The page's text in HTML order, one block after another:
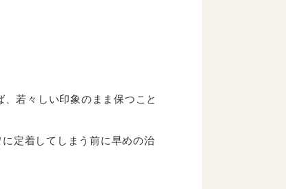
若々しい印象のまま保つこと
定着してしまう前に早めの治